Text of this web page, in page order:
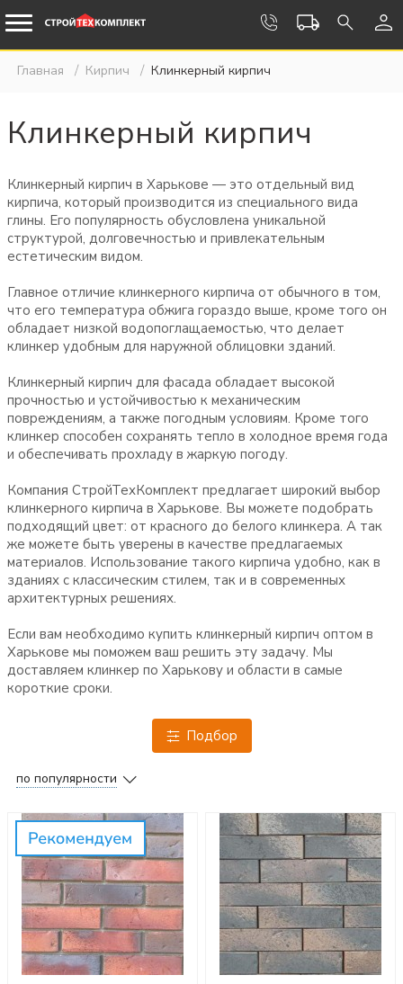
Главная Кирпич Клинкерный кирпич
Клинкерный кирпич
Клинкерный кирпич в Харькове — это отдельный вид
кирпича, который производится из специального вида
глины. Его популярность обусловлена уникальной
структурой, долговечностью и привлекательным
естетическим видом.
Главное отличие клинкерного кирпича от обычного в том,
что его температура обжига гораздо выше, кроме того он
обладает низкой водопоглащаемостью, что делает
клинкер удобным для наружной облицовки зданий.
Клинкерный кирпич для фасада обладает высокой
прочностью и устойчивостью к механическим
повреждениям, а также погодным условиям. Кроме того
клинкер способен сохранять тепло в холодное время года
и обеспечивать прохладу в жаркую погоду.
Компания СтройТехКомплект предлагает широкий выбор
клинкерного кирпича в Харькове. Вы можете подобрать
подходящий цвет: от красного до белого клинкера. А так
же можете быть уверены в качестве предлагаемых
материалов. Использование такого кирпича удобно, как в
зданиях с классическим стилем, так и в современных
архитектурных решениях.
Если вам необходимо купить клинкерный кирпич оптом в
Харькове мы поможем ваш решить эту задачу. Мы
доставляем клинкер по Харькову и области в самые
короткие сроки.
Подбор
по популярности